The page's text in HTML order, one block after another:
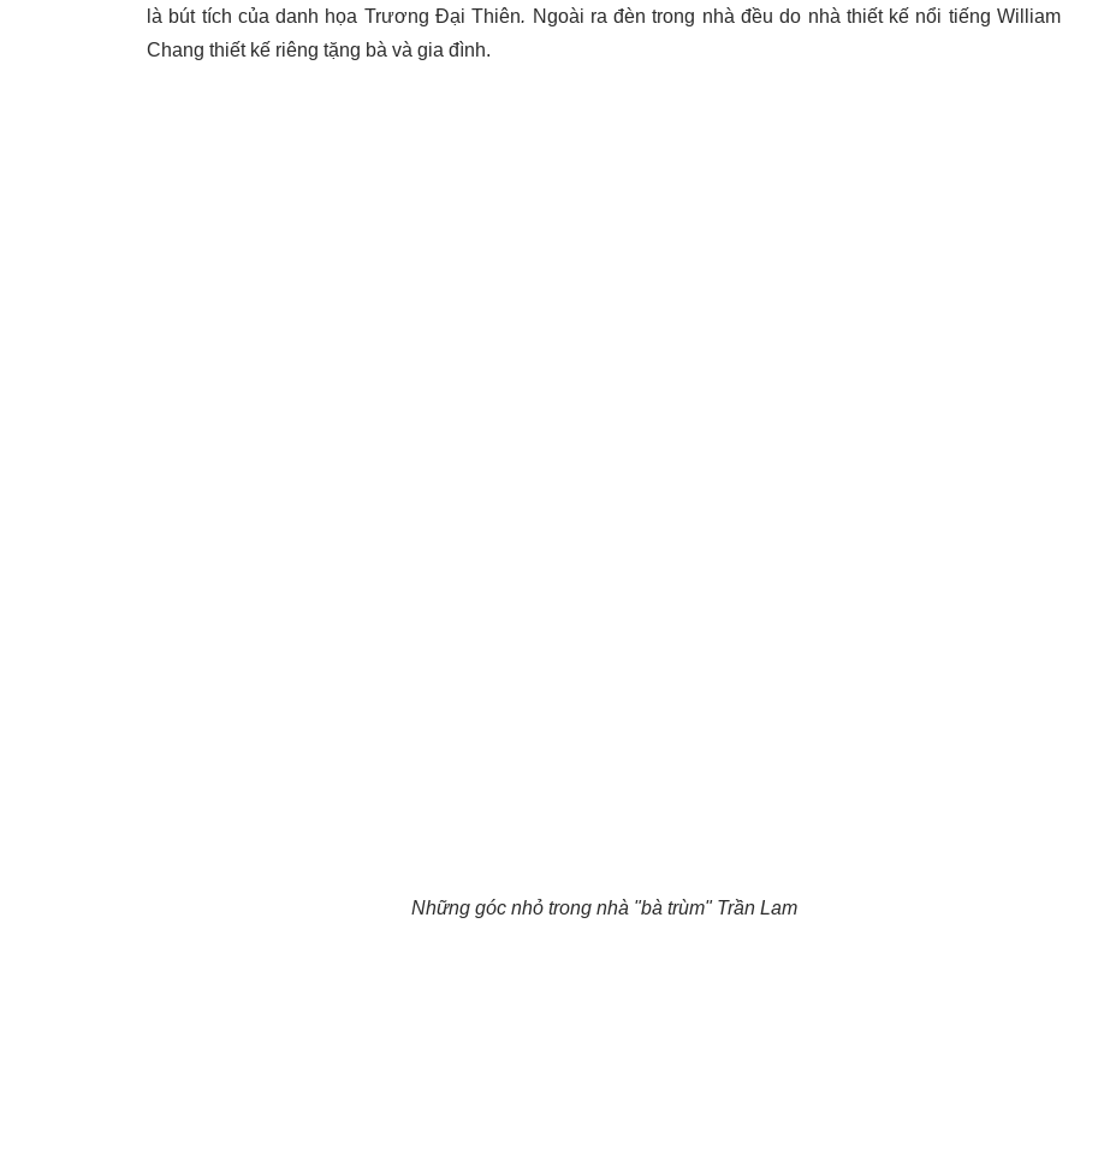
là bút tích của danh họa Trương Đại Thiên. Ngoài ra đèn trong nhà đều do nhà thiết kế nổi tiếng William
Chang thiết kế riêng tặng bà và gia đình.
Những góc nhỏ trong nhà "bà trùm" Trần Lam